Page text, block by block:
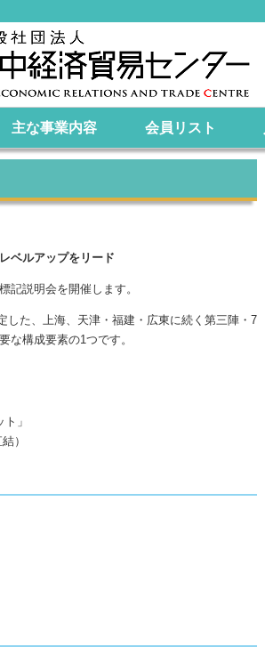
主な事業内容 会員リスト
ベルアップをリード
説明会を開催します。
た、上海、天津・福建・広東に続く第三陣・7
な構成要素の1つです。
」
）